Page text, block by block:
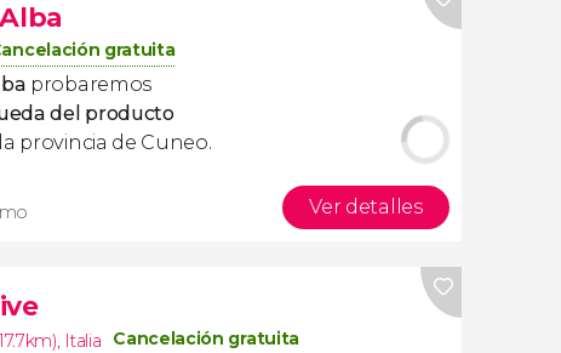
gratuita
probaremos
del producto
provincia de Cuneo.
Ver detalles
, Italia Cancelación gratuita